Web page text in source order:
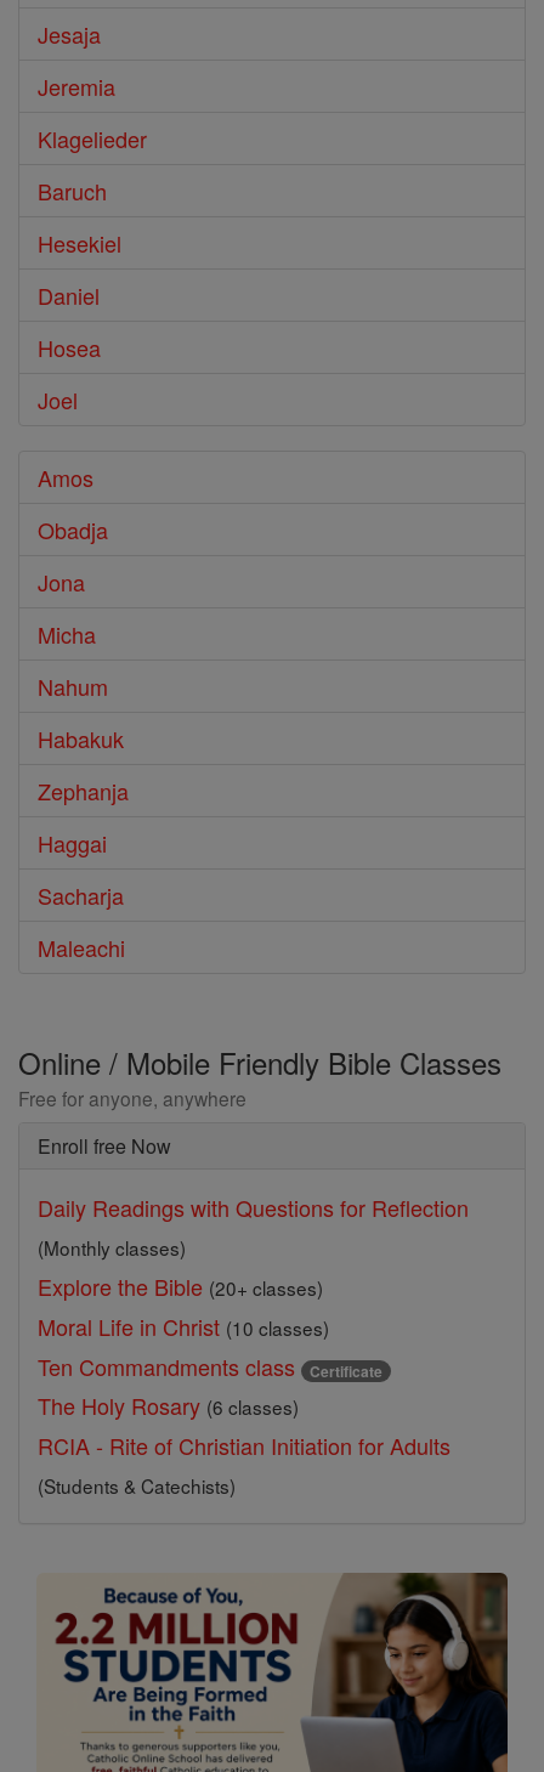
Jesaja
Jeremia
Klagelieder
Baruch
Hesekiel
Daniel
Hosea
Joel
Amos
Obadja
Jona
Micha
Nahum
Habakuk
Zephanja
Haggai
Sacharja
Maleachi
Online / Mobile Friendly Bible Classes
Free for anyone, anywhere
Enroll free Now
Daily Readings with Questions for Reflection
(Monthly classes)
Explore the Bible (20+ classes)
Moral Life in Christ (10 classes)
Ten Commandments class Certificate
The Holy Rosary (6 classes)
RCIA - Rite of Christian Initiation for Adults
(Students & Catechists)